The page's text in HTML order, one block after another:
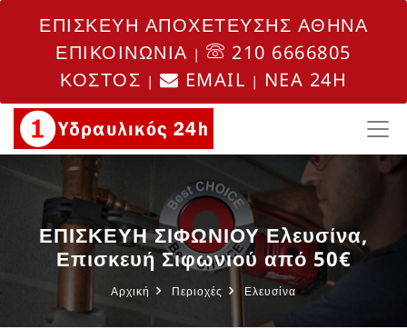
ΕΠΙΣΚΕΥΗ ΑΠΟΧΕΤΕΥΣΗΣ ΑΘΗΝΑ
ΕΠΙΚΟΙΝΩΝΙΑ |
210 6666805
ΚΟΣΤΟΣ | EMAIL | NEA 24H
ΕΠΙΣΚΕΥΗ ΣΙΦΩΝΙΟΥ Ελευσίνα,
Επισκευή Σιφωνιού από 50€
Αρχική Περιοχές Ελευσίνα